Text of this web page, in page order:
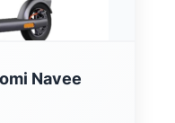
Navee